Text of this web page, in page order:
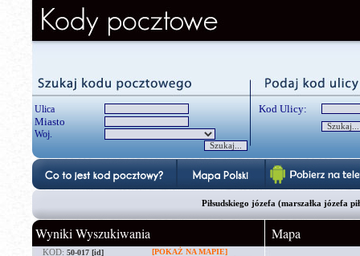
Ulica
Miasto
Woj.
Kod Ulicy:
Piłsudskiego józefa (marszałka józefa
Wyniki Wyszukiwania
KOD: 50-017 [id] [POKAŻ NA MAPIE]
Mapa